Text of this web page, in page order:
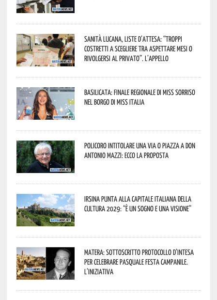
Sanità lucana, liste d’attesa: “Troppi
costretti a scegliere tra aspettare mesi o
rivolgersi al privato”. L’appello
Basilicata: finale regionale di Miss Sorriso
nel borgo di Miss Italia
Policoro intitolare una via o piazza a don
Antonio Mazzi: ecco la proposta
Irsina punta alla Capitale italiana della
Cultura 2029: “È un sogno e una visione”
Matera: sottoscritto protocollo d’intesa
per celebrare Pasquale Festa Campanile.
L’iniziativa